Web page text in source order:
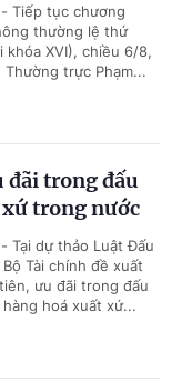
Tiếp tục chương
thường lệ thứ
khóa XVI), chiều 6/8,
trực Phạm...
đãi trong đấu
trong nước
Tại dự thảo Luật Đấu
Tài chính đề xuất
ưu đãi trong đấu
hoá xuất xứ...